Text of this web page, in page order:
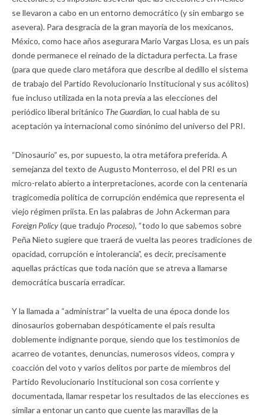
se llevaron a cabo en un entorno democrático (y sin embargo se
asevera). Para desgracia de la gran mayoría de los mexicanos,
México, como hace años asegurara Mario Vargas Llosa, es un país
donde permanece el reinado de la dictadura perfecta. La frase
(para que quede claro metáfora que describe al dedillo el sistema
de trabajo del Partido Revolucionario Institucional y sus acólitos)
fue incluso utilizada en la nota previa a las elecciones del
periódico liberal británico The Guardian, lo cual habla de su
aceptación ya internacional como sinónimo del universo del PRI.
“Dinosaurio” es, por supuesto, la otra metáfora preferida. A
semejanza del texto de Augusto Monterroso, el del PRI es un
micro-relato abierto a interpretaciones, acorde con la centenaria
tragicomedia política de corrupción endémica que representa el
viejo régimen priista. En las palabras de John Ackerman para
Foreign Policy(que tradujo Proceso), “todo lo que sabemos sobre
Peña Nieto sugiere que traerá de vuelta las peores tradiciones de
opacidad, corrupción e intolerancia”, es decir, precisamente
aquellas prácticas que toda nación que se atreva a llamarse
democrática buscaría erradicar.
Y la llamada a “administrar” la vuelta de una época donde los
dinosaurios gobernaban despóticamente el país resulta
doblemente indignante porque, siendo que los testimonios de
acarreo de votantes, denuncias, numerosos videos, compra y
coacción del voto y varios delitos por parte de miembros del
Partido Revolucionario Institucional son cosa corriente y
documentada, llamar respetar los resultados de las elecciones es
similar a entonar un canto que cuente las maravillas de la